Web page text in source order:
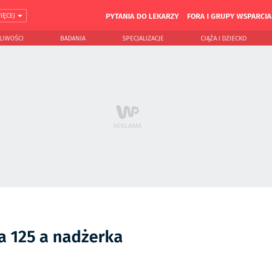
PYTANIA DO LEKARZY FORA I GRUPY WSPARCIA
BADANIA SPECJALIZACJE CIĄŻA I DZIECKO
125 a nadżerka